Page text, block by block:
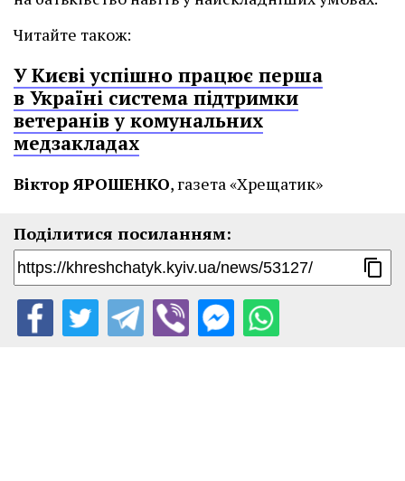
Читайте також:
У Києві успішно працює перша
в Україні система підтримки
ветеранів у комунальних
медзакладах
Віктор ЯРОШЕНКО, газета «Хрещатик»